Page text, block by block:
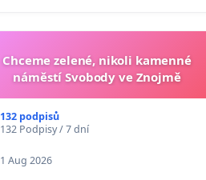
Chceme zelené, nikoli kamenné
náměstí Svobody ve Znojmě
132 podpisů
132 Podpisy / 7 dní
1 Aug 2026